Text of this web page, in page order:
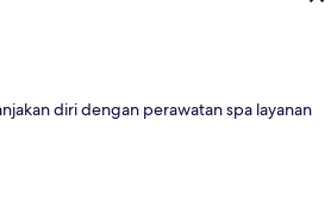
diri dengan perawatan spa layanan